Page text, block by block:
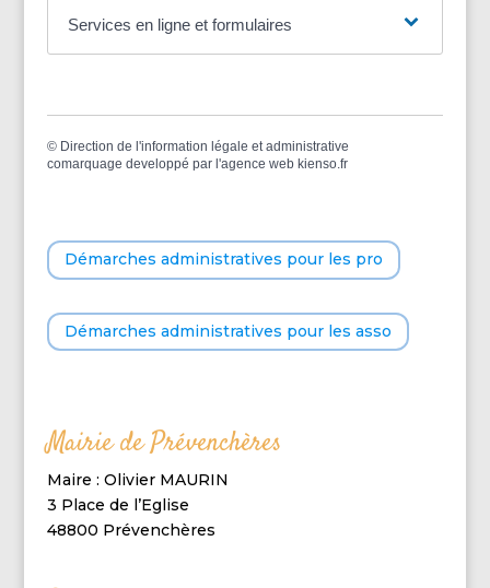
Services en ligne et formulaires
© Direction de l'information légale et administrative
comarquage developpé par l'agence web kienso.fr
Démarches administratives pour les pro
Démarches administratives pour les asso
Mairie de Prévenchères
Maire : Olivier MAURIN
3 Place de l’Eglise
48800 Prévenchères